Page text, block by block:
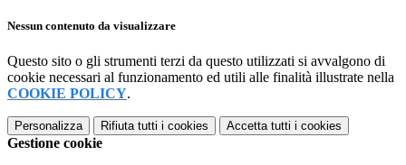
Nessun contenuto da visualizzare
Questo sito o gli strumenti terzi da questo utilizzati si avvalgono di
cookie necessari al funzionamento ed utili alle finalità illustrate nella
COOKIE POLICY.
Personalizza Rifiuta tutti i cookies Accetta tutti i cookies
Gestione cookie